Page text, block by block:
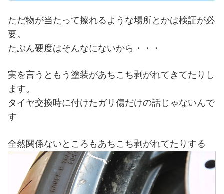
ただ物が当たって擦れるような場所とかは検証が必
要。
たぶん硬度はそんなにないから・・・
実を言うともう塗装があちこち剥がれてきてたりし
ます。
タイヤ交換時に付けたガリ傷だけの話じゃないんで
す
全然関係ないところもあちこち剥がれてたりする